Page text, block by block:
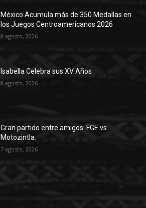
México Acumula más de 350 Medallas en
los Juegos Centroamericanos 2026
8 agosto, 2026
Isabella Celebra sus XV Años
8 agosto, 2026
Gran partido entre amigos: FGE vs
Motozintla.
7 agosto, 2026